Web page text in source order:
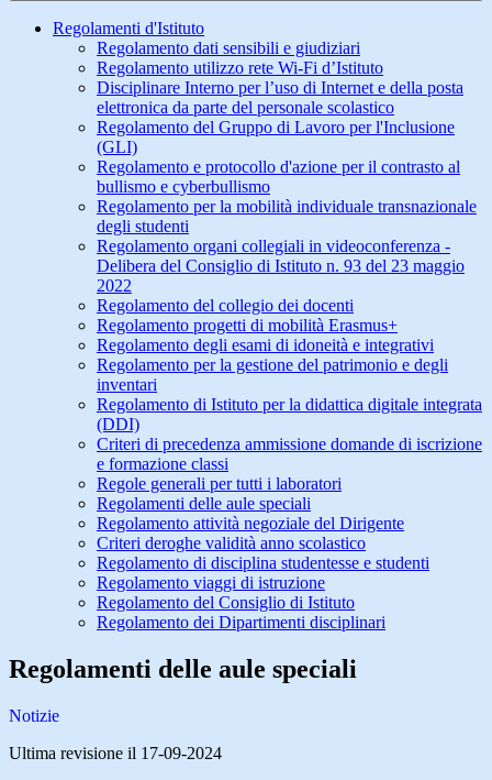
Regolamenti d'Istituto
Regolamento dati sensibili e giudiziari
Regolamento utilizzo rete Wi-Fi d’Istituto
Disciplinare Interno per l’uso di Internet e della posta
elettronica da parte del personale scolastico
Regolamento del Gruppo di Lavoro per l'Inclusione
(GLI)
Regolamento e protocollo d'azione per il contrasto al
bullismo e cyberbullismo
Regolamento per la mobilità individuale transnazionale
degli studenti
Regolamento organi collegiali in videoconferenza -
Delibera del Consiglio di Istituto n. 93 del 23 maggio
2022
Regolamento del collegio dei docenti
Regolamento progetti di mobilità Erasmus+
Regolamento degli esami di idoneità e integrativi
Regolamento per la gestione del patrimonio e degli
inventari
Regolamento di Istituto per la didattica digitale integrata
(DDI)
Criteri di precedenza ammissione domande di iscrizione
e formazione classi
Regole generali per tutti i laboratori
Regolamenti delle aule speciali
Regolamento attività negoziale del Dirigente
Criteri deroghe validità anno scolastico
Regolamento di disciplina studentesse e studenti
Regolamento viaggi di istruzione
Regolamento del Consiglio di Istituto
Regolamento dei Dipartimenti disciplinari
Regolamenti delle aule speciali
Notizie
Ultima revisione il 17-09-2024